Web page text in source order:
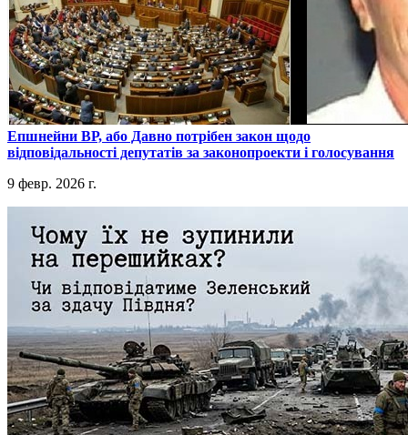
​Епшнейни ВР, або Давно потрібен закон щодо
відповідальності депутатів за законопроекти і голосування
9 февр. 2026 г.